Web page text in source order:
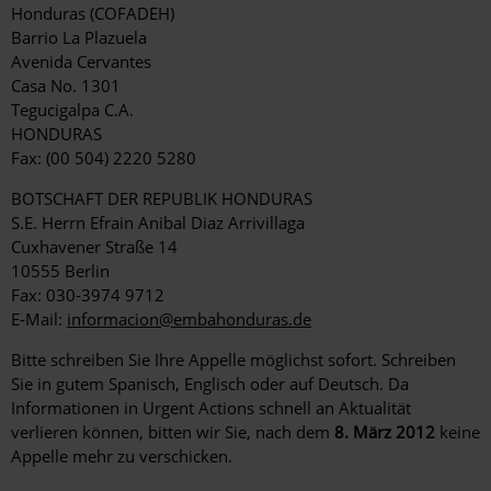
Honduras (COFADEH)
Barrio La Plazuela
Avenida Cervantes
Casa No. 1301
Tegucigalpa C.A.
HONDURAS
Fax: (00 504) 2220 5280
BOTSCHAFT DER REPUBLIK HONDURAS
S.E. Herrn Efrain Anibal Diaz Arrivillaga
Cuxhavener Straße 14
10555 Berlin
Fax: 030-3974 9712
E-Mail: informacion@embahonduras.de
Bitte schreiben Sie Ihre Appelle möglichst sofort. Schreiben
Sie in gutem Spanisch, Englisch oder auf Deutsch. Da
Informationen in Urgent Actions schnell an Aktualität
verlieren können, bitten wir Sie, nach dem 8. März 2012 keine
Appelle mehr zu verschicken.